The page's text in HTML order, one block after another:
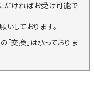
だければお受け可能で
しております。
交換」は承っておりま